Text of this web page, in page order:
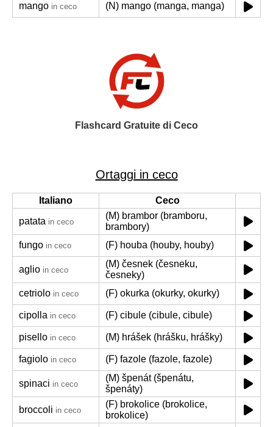
mango in ceco (N) mango (manga, manga)
Flashcard Gratuite di Ceco
Ortaggi in ceco
Italiano
Ceco
patata in ceco
(M) brambor (bramboru,
brambory)
fungo in ceco (F) houba (houby, houby)
aglio in ceco
(M) česnek (česneku,
česneky)
cetriolo in ceco (F) okurka (okurky, okurky)
cipolla in ceco (F) cibule (cibule, cibule)
pisello in ceco (M) hrášek (hrášku, hrášky)
fagiolo in ceco (F) fazole (fazole, fazole)
spinaci in ceco
(M) špenát (špenátu,
špenáty)
broccoli in ceco
(F) brokolice (brokolice,
brokolice)